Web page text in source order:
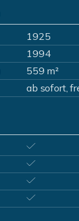
1925
1994
559 m²
ab sofort,